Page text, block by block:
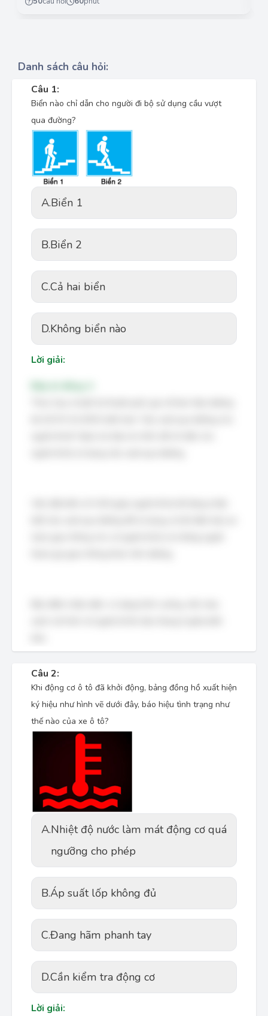
Danh sách câu hỏi:
Câu 1:
Biển nào chỉ dẫn cho người đi bộ sử dụng cầu vượt
qua đường?
A.Biển 1
B.Biển 2
C.Cả hai biển
D.Không biển nào
Lời giải:
Câu 2:
Khi động cơ ô tô đã khởi động, bảng đồng hồ xuất hiện
ký hiệu như hình vẽ dưới đây, báo hiệu tình trạng như
thế nào của xe ô tô?
A.Nhiệt độ nước làm mát động cơ quá
ngưỡng cho phép
B.Áp suất lốp không đủ
C.Đang hãm phanh tay
D.Cần kiểm tra động cơ
Lời giải: